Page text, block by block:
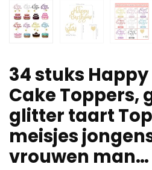
34 stuks
Cake Toppers,
glitter taart
meisjes
vrouwen man…